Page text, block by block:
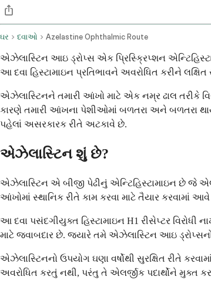
ઘર દવાઓ Azelastine Ophthalmic Route
એઝેલાસ્ટિન આઇ ડ્રોપ્સ એક પ્રિસ્ક્રિપ્શન
આ દવા હિસ્ટામાઇન પ્રતિભાવને અવરોધિત કરીને
એઝેલાસ્ટિનને તમારી આંખો માટે એક નમ્ર ઢાલ તરીકે
કારણે તમારી આંખના પેશીઓમાં બળતરા અને બળતરા થાય
પહેલાં અસરકારક રીતે અટકાવે છે.
એઝેલાસ્ટિન શું છે?
એઝેલાસ્ટિન એ બીજી પેઢીનું એન્ટિહિસ્ટામાઇન છે જે
આંખોમાં સ્થાનિક રીતે કામ કરવા માટે તૈયાર
આ દવા પસંદગીયુક્ત હિસ્ટામાઇન H1 રીસેપ્ટર
માટે જવાબદાર છે. જ્યારે તમે એઝેલાસ્ટિન આઇ ડ્રોપ્સનો
એઝેલાસ્ટિનનો ઉપયોગ ઘણા વર્ષોથી સુરક્ષિત રીતે
અવરોધિત કરતું નથી, પરંતુ તે એલર્જીક પદાર્થોને મુક્ત